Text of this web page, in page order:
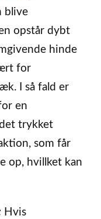
blive
opstår dybt
hinde
for
I så fald er
en
trykket
som får
op, hvillket kan
Hvis